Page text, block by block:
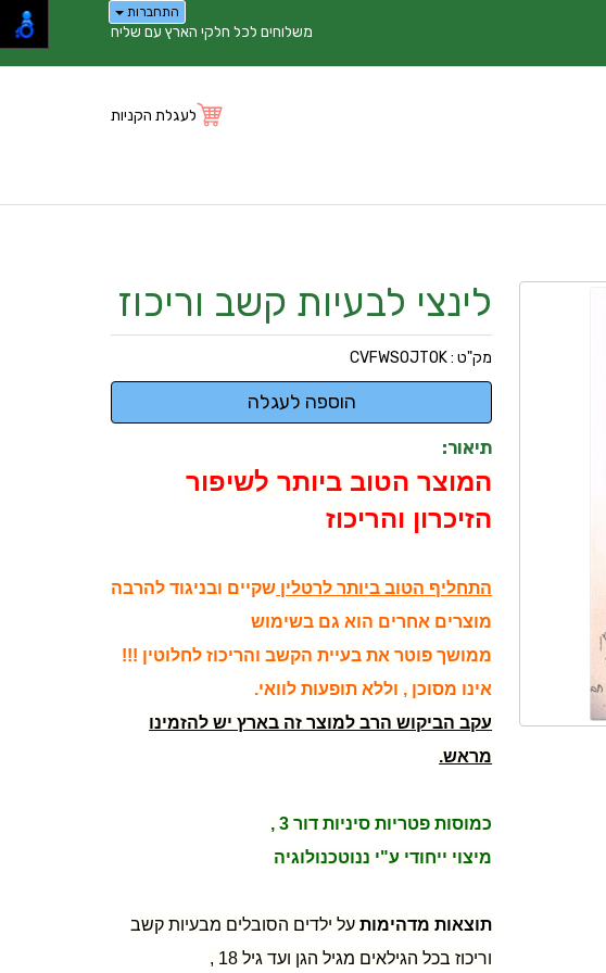
התחברות
משלוחים לכל חלקי הארץ עם שליח
לעגלת הקניות
לינצי לבעיות קשב וריכוז
מק"ט :CVFWSOJT0K
תיאור:
המוצר הטוב ביותר לשיפור
הזיכרון והריכוז
התחליף הטוב ביותר לרטלין שקיים ובניגוד להרבה
מוצרים אחרים הוא גם בשימוש
ממושך פוטר את בעיית הקשב והריכוז לחלוטין !!!
אינו מסוכן , וללא תופעות לוואי.
עקב הביקוש הרב למוצר זה בארץ יש להזמינו
מראש.
כמוסות פטריות סיניות דור 3 ,
מיצוי ייחודי ע"י ננוטכנולוגיה
תוצאות מדהימותעל ילדים הסובלים מבעיות קשב
וריכוז בכל הגילאים מגיל הגן ועד גיל 18 ,